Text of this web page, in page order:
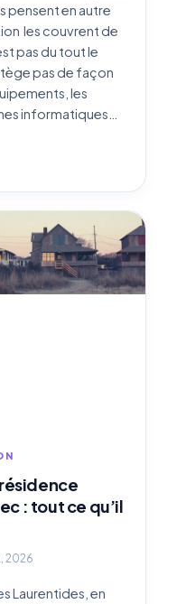
pensent en autre
les couvrent de
pas du tout le
pas de façon
les
informatiques…
: tout ce qu’il
2026
Laurentides, en